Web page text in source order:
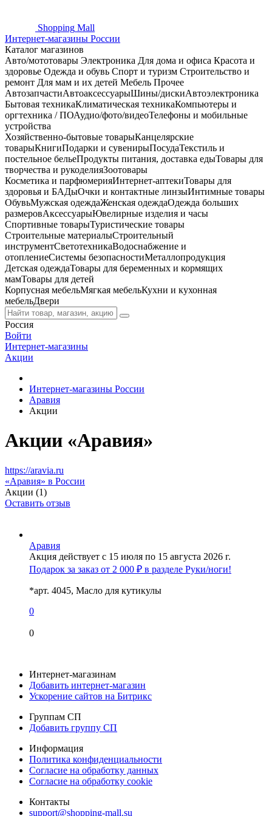
Shopping Mall
Интернет-магазины России
Каталог магазинов
Авто/мототовары Электроника Для дома и офиса Красота и
здоровье Одежда и обувь Спорт и туризм Строительство и
ремонт Для мам и их детей Мебель Прочее
АвтозапчастиАвтоаксессуарыШины/дискиАвтоэлектроника
Бытовая техникаКлиматическая техникаКомпьютеры и
оргтехника / ПОАудио/фото/видеоТелефоны и мобильные
устройства
Хозяйственно-бытовые товарыКанцелярские
товарыКнигиПодарки и сувенирыПосудаТекстиль и
постельное бельеПродукты питания, доставка едыТовары для
творчества и рукоделияЗоотовары
Косметика и парфюмерияИнтернет-аптекиТовары для
здоровья и БАДыОчки и контактные линзыИнтимные товары
ОбувьМужская одеждаЖенская одеждаОдежда больших
размеровАксессуарыЮвелирные изделия и часы
Спортивные товарыТуристические товары
Строительные материалыСтроительный
инструментСветотехникаВодоснабжение и
отоплениеСистемы безопасностиМеталлопродукция
Детская одеждаТовары для беременных и кормящих
мамТовары для детей
Корпусная мебельМягкая мебельКухни и кухонная
мебельДвери
Россия
Войти
Интернет-магазины
Акции
Интернет-магазины России
Аравия
Акции
Акции «Аравия»
https://aravia.ru
«Аравия» в России
Акции (1)
Оставить отзыв
Аравия
Акция действует с 15 июля по 15 августа 2026 г.
Подарок за заказ от 2 000 ₽ в разделе Руки/ноги!
*арт. 4045, Масло для кутикулы
0
0
Интернет-магазинам
Добавить интернет-магазин
Ускорение сайтов на Битрикс
Группам СП
Добавить группу СП
Информация
Политика конфиденциальности
Согласие на обработку данных
Согласие на обработку cookie
Контакты
support@shopping-mall.su